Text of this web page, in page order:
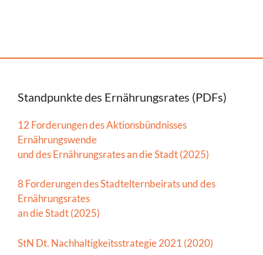
Standpunkte des Ernährungsrates (PDFs)
12 Forderungen des Aktionsbündnisses
Ernährungswende
und des Ernährungsrates an die Stadt (2025)
8 Forderungen des Stadtelternbeirats und des
Ernährungsrates
an die Stadt (2025)
StN Dt. Nachhaltigkeitsstrategie 2021 (2020)